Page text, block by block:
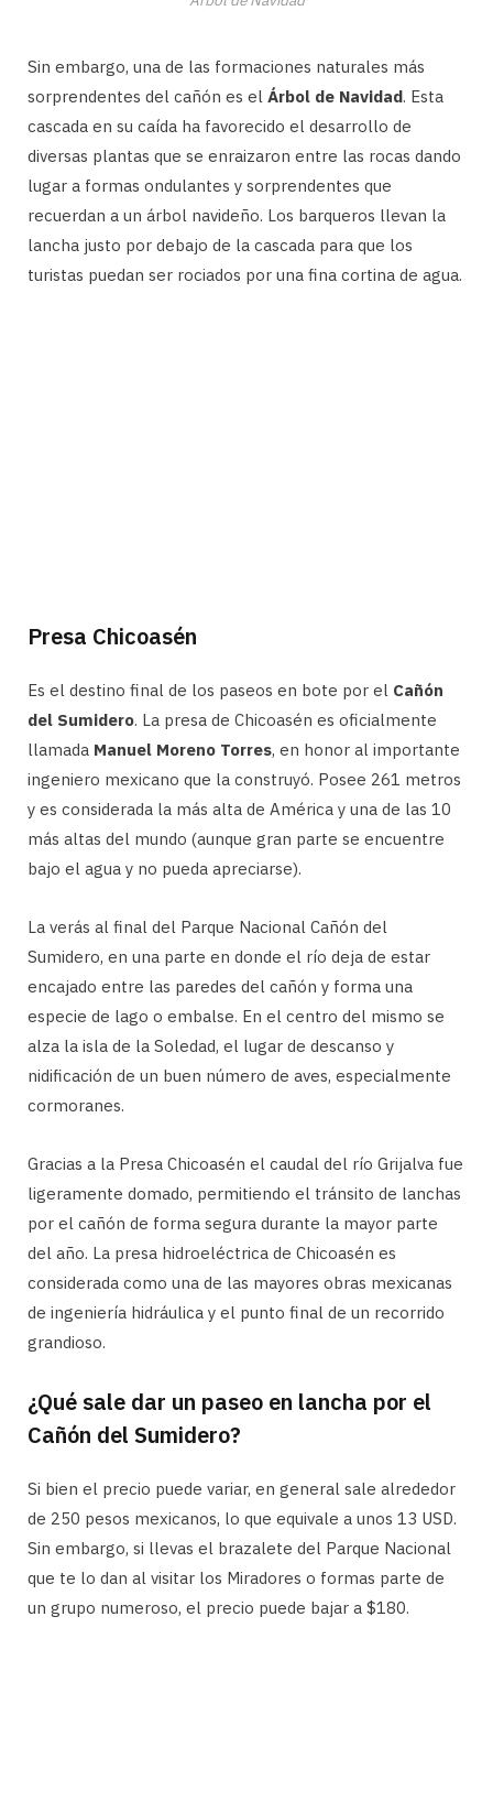
Sin embargo, una de las formaciones naturales más
sorprendentes del cañón es el Árbol de Navidad. Esta
cascada en su caída ha favorecido el desarrollo de
diversas plantas que se enraizaron entre las rocas dando
lugar a formas ondulantes y sorprendentes que
recuerdan a un árbol navideño. Los barqueros llevan la
lancha justo por debajo de la cascada para que los
turistas puedan ser rociados por una fina cortina de agua.
Presa Chicoasén
Es el destino final de los paseos en bote por el Cañón
del Sumidero. La presa de Chicoasén es oficialmente
llamada Manuel Moreno Torres, en honor al importante
ingeniero mexicano que la construyó. Posee 261 metros
y es considerada la más alta de América y una de las 10
más altas del mundo (aunque gran parte se encuentre
bajo el agua y no pueda apreciarse).
La verás al final del Parque Nacional Cañón del
Sumidero, en una parte en donde el río deja de estar
encajado entre las paredes del cañón y forma una
especie de lago o embalse. En el centro del mismo se
alza la isla de la Soledad, el lugar de descanso y
nidificación de un buen número de aves, especialmente
cormoranes.
Gracias a la Presa Chicoasén el caudal del río Grijalva fue
ligeramente domado, permitiendo el tránsito de lanchas
por el cañón de forma segura durante la mayor parte
del año. La presa hidroeléctrica de Chicoasén es
considerada como una de las mayores obras mexicanas
de ingeniería hidráulica y el punto final de un recorrido
grandioso.
¿Qué sale dar un paseo en lancha por el
Cañón del Sumidero?
Si bien el precio puede variar, en general sale alrededor
de 250 pesos mexicanos, lo que equivale a unos 13 USD.
Sin embargo, si llevas el brazalete del Parque Nacional
que te lo dan al visitar los Miradores o formas parte de
un grupo numeroso, el precio puede bajar a $180.